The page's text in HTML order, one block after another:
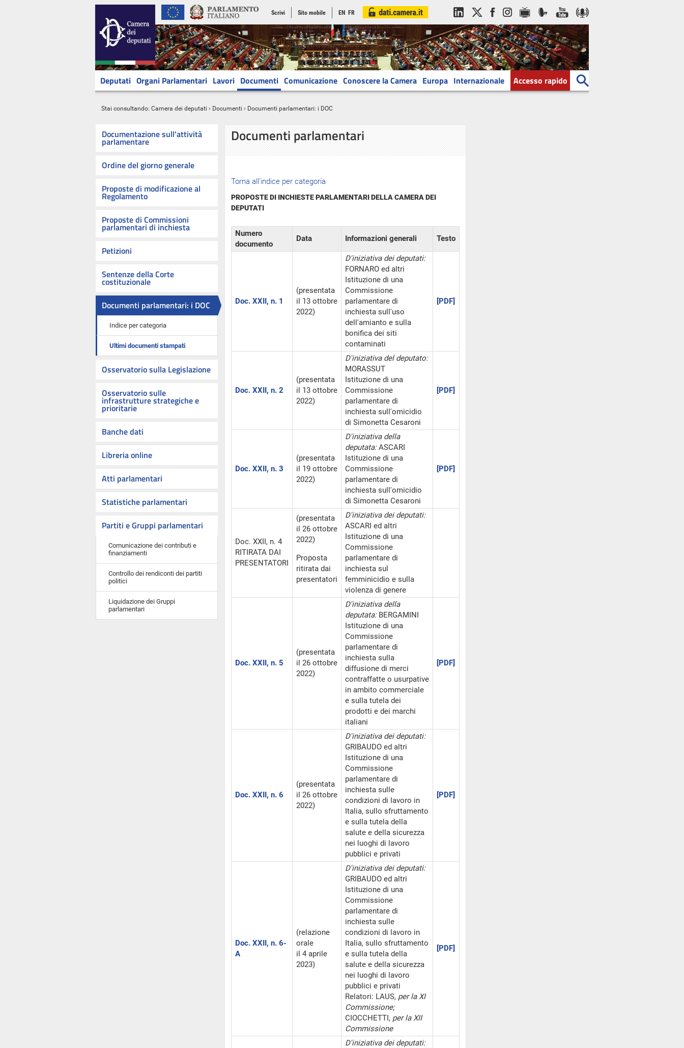
Scrivi Sito mobile EN FR
Deputati Organi Parlamentari Lavori Documenti Comunicazione Conoscere la Camera Europa Internazionale Accesso rapido
Stai consultando: Camera dei deputati › Documenti › Documenti parlamentari: i DOC
Documentazione sull'attività
parlamentare
Ordine del giorno generale
Proposte di modificazione al
Regolamento
Proposte di Commissioni
parlamentari di inchiesta
Petizioni
Sentenze della Corte
costituzionale
Documenti parlamentari: i DOC
Indice per categoria
Ultimi documenti stampati
Osservatorio sulla Legislazione
Osservatorio sulle
infrastrutture strategiche e
prioritarie
Banche dati
Libreria online
Atti parlamentari
Statistiche parlamentari
Partiti e Gruppi parlamentari
Comunicazione dei contributi e
finanziamenti
Controllo dei rendiconti dei partiti
politici
Liquidazione dei Gruppi
parlamentari
Documenti parlamentari
Torna all'indice per categoria
PROPOSTE DI INCHIESTE PARLAMENTARI DELLA CAMERA DEI
DEPUTATI
Numero
documento
Data Informazioni generali Testo
Doc. XXII, n. 1
(presentata
il 13 ottobre
2022)
D'iniziativa dei deputati:
FORNARO ed altri
Istituzione di una
Commissione
parlamentare di
inchiesta sull'uso
dell'amianto e sulla
bonifica dei siti
contaminati
[PDF]
Doc. XXII, n. 2
(presentata
il 13 ottobre
2022)
D'iniziativa del deputato:
MORASSUT
Istituzione di una
Commissione
parlamentare di
inchiesta sull'omicidio
di Simonetta Cesaroni
[PDF]
Doc. XXII, n. 3
(presentata
il 19 ottobre
2022)
D'iniziativa della
deputata:ASCARI
Istituzione di una
Commissione
parlamentare di
inchiesta sull'omicidio
di Simonetta Cesaroni
[PDF]
Doc. XXII, n. 4
RITIRATA DAI
PRESENTATORI
(presentata
il 26 ottobre
2022)
Proposta
ritirata dai
presentatori
D'iniziativa dei deputati:
ASCARI ed altri
Istituzione di una
Commissione
parlamentare di
inchiesta sul
femminicidio e sulla
violenza di genere
Doc. XXII, n. 5
(presentata
il 26 ottobre
2022)
D'iniziativa della
deputata:BERGAMINI
Istituzione di una
Commissione
parlamentare di
inchiesta sulla
diffusione di merci
contraffatte o usurpative
in ambito commerciale
e sulla tutela dei
prodotti e dei marchi
italiani
[PDF]
Doc. XXII, n. 6
(presentata
il 26 ottobre
2022)
D'iniziativa dei deputati:
GRIBAUDO ed altri
Istituzione di una
Commissione
parlamentare di
inchiesta sulle
condizioni di lavoro in
Italia, sullo sfruttamento
e sulla tutela della
salute e della sicurezza
nei luoghi di lavoro
pubblici e privati
[PDF]
Doc. XXII, n. 6-
A
(relazione
orale
il 4 aprile
2023)
D'iniziativa dei deputati:
GRIBAUDO ed altri
Istituzione di una
Commissione
parlamentare di
inchiesta sulle
condizioni di lavoro in
Italia, sullo sfruttamento
e sulla tutela della
salute e della sicurezza
nei luoghi di lavoro
pubblici e privati
Relatori: LAUS, per la XI
Commissione;
CIOCCHETTI, per la XII
Commissione
[PDF]
D'iniziativa dei deputati: